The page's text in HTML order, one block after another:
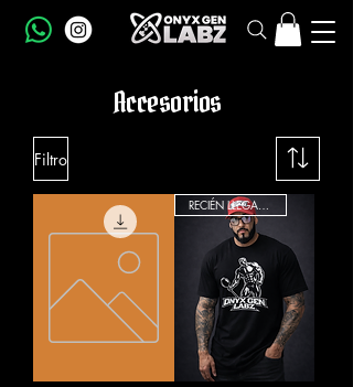
Accesorios
Filtro
RECIÉN LLEGADO